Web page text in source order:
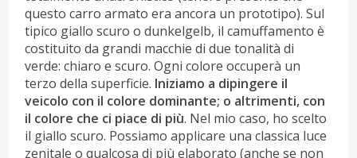
questo carro armato era ancora un prototipo). Sul
tipico giallo scuro o dunkelgelb, il camuffamento è
costituito da grandi macchie di due tonalità di
verde: chiaro e scuro. Ogni colore occuperà un
terzo della superficie. Iniziamo a dipingere il
veicolo con il colore dominante; o altrimenti, con
il colore che ci piace di più. Nel mio caso, ho scelto
il giallo scuro. Possiamo applicare una classica luce
zenitale o qualcosa di più elaborato (anche se non